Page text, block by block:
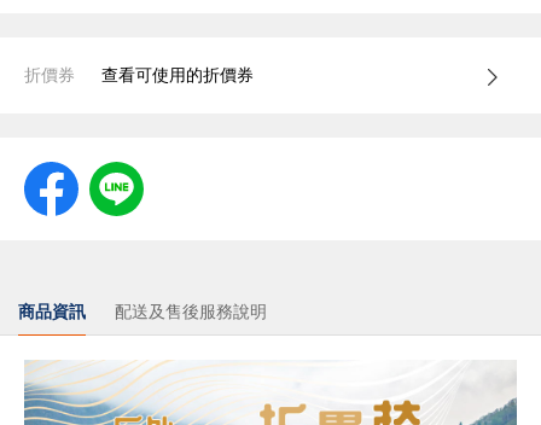
折價券 查看可使用的折價券
商品資訊 配送及售後服務說明